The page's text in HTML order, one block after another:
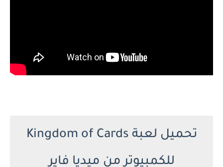
تحميل لعبة Kingdom of Cards
للكمبيوتر من ميديا فاير